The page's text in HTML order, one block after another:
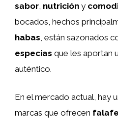
sabor nutrición y
bocados, hechos
habas , están sazonados
especias que les aportan
auténtico.
En el mercado actual, hay
marcas que ofrecen